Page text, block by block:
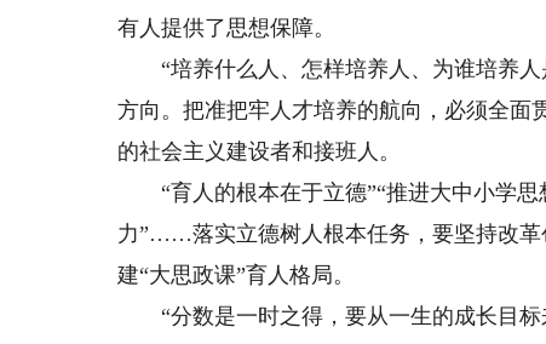
有人提供了思想保障。
“培养什么人、怎样培养人、为谁培养人
方向。把准把牢人才培养的航向，必须全面
的社会主义建设者和接班人。
“育人的根本在于立德”“推进大中小学思
力”……落实立德树人根本任务，要坚持改
建“大思政课”育人格局。
“分数是一时之得，要从一生的成长目标